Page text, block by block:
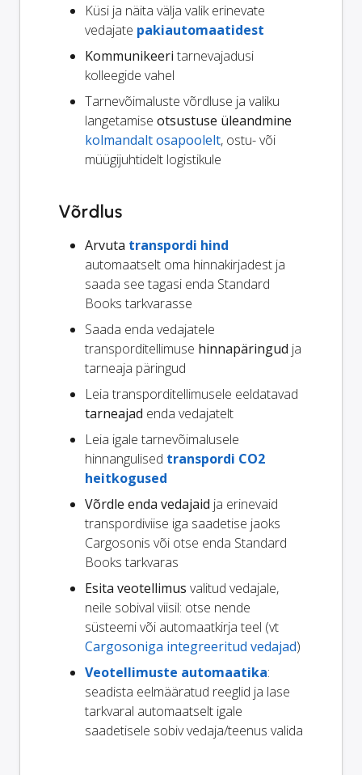
Küsi ja näita välja valik erinevate
vedajate pakiautomaatidest
Kommunikeeri tarnevajadusi
kolleegide vahel
Tarnevõimaluste võrdluse ja valiku
langetamise otsustuse üleandmine
kolmandalt osapoolelt, ostu- või
müügijuhtidelt logistikule
Võrdlus
Arvuta transpordi hind
automaatselt oma hinnakirjadest ja
saada see tagasi enda Standard
Books tarkvarasse
Saada enda vedajatele
transporditellimuse hinnapäringud ja
tarneaja päringud
Leia transporditellimusele eeldatavad
tarneajad enda vedajatelt
Leia igale tarnevõimalusele
hinnangulised transpordi CO2
heitkogused
Võrdle enda vedajaid ja erinevaid
transpordiviise iga saadetise jaoks
Cargosonis või otse enda Standard
Books tarkvaras
Esita veotellimus valitud vedajale,
neile sobival viisil: otse nende
süsteemi või automaatkirja teel (vt
Cargosoniga integreeritud vedajad)
Veotellimuste automaatika:
seadista eelmääratud reeglid ja lase
tarkvaral automaatselt igale
saadetisele sobiv vedaja/teenus valida